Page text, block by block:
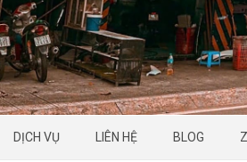
DỊCH VỤ LIÊN HỆ BLOG